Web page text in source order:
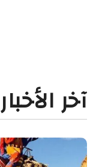
آخر الأخبار